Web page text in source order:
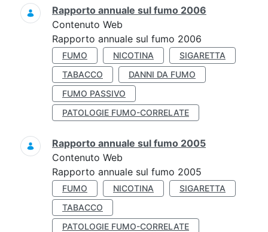
Rapporto annuale sul fumo 2006
Contenuto Web
Rapporto annuale sul fumo 2006
FUMO NICOTINA
SIGARETTA
TABACCO
DANNI DA FUMO
FUMO PASSIVO
PATOLOGIE FUMO-CORRELATE
Rapporto annuale sul fumo 2005
Contenuto Web
Rapporto annuale sul fumo 2005
FUMO NICOTINA
SIGARETTA
TABACCO
PATOLOGIE FUMO-CORRELATE